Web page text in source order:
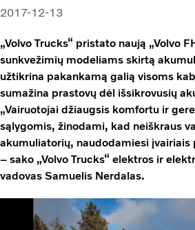
2017-12-13
„Volvo Trucks“ pristato naują „Volvo
sunkvežimių modeliams skirtą
užtikrina pakankamą galią visoms
sumažina prastovų dėl išsikrovusių
„Vairuotojai džiaugsis komfortu ir
sąlygomis, žinodami, kad neiškraus
akumuliatorių, naudodamiesi įvairiais
– sako „Volvo Trucks“ elektros ir
vadovas Samuelis Nerdalas.